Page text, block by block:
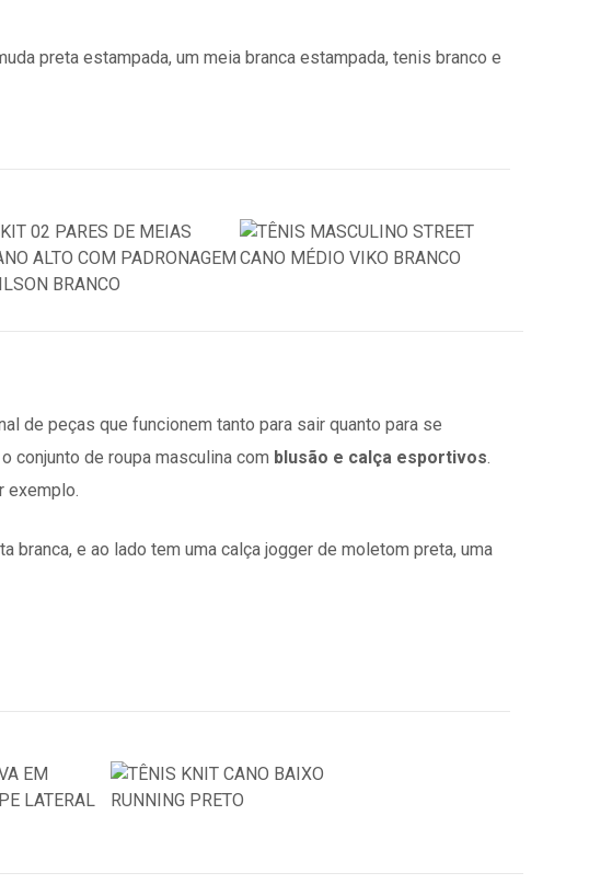
de peças que funcionem tanto para sair quanto para se
conjunto de roupa masculina com blusão e calça esportivos.
exemplo.